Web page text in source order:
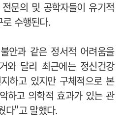
문의 및 공학자들이 유기적
수행된다.
안과 같은 정서적 어려움을
와 달리 최근에는 정신건강
하고 있지만 구체적으로 본
하고 의학적 효과가 있는 관
다"고 말했다.